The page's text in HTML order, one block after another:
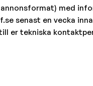
annonsformat) med
senast en vecka
er tekniska